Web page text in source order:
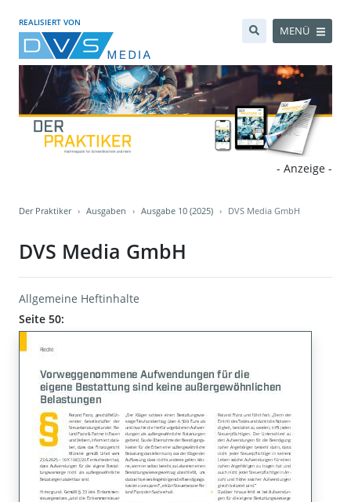
REALISIERT VON
MENÜ
- Anzeige -
Der Praktiker Ausgaben Ausgabe 10 (2025) DVS Media GmbH
DVS Media GmbH
Allgemeine Heftinhalte
Seite 50: